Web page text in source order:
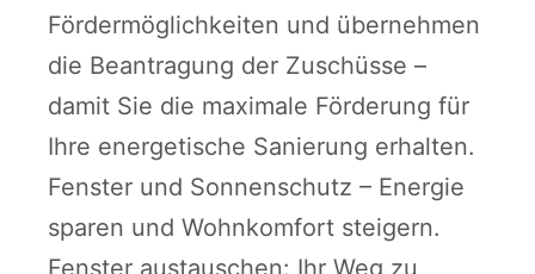
Fördermöglichkeiten und übernehmen
die Beantragung der Zuschüsse –
damit Sie die maximale Förderung für
Ihre energetische Sanierung erhalten.
Fenster und Sonnenschutz – Energie
sparen und Wohnkomfort steigern.
Fenster austauschen: Ihr Weg zu